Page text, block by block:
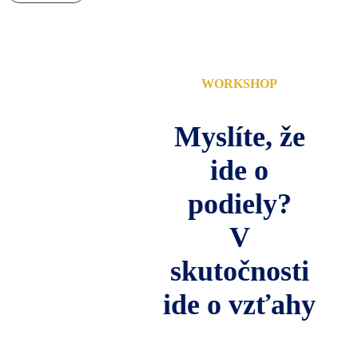
WORKSHOP
Myslíte, že
ide o
podiely?
V
skutočnosti
ide o vzťahy